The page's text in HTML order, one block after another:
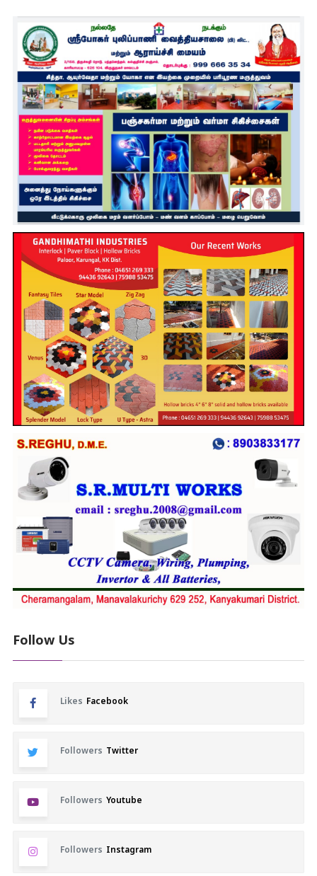
Follow Us
Likes Facebook
Followers Twitter
Followers Youtube
Followers Instagram